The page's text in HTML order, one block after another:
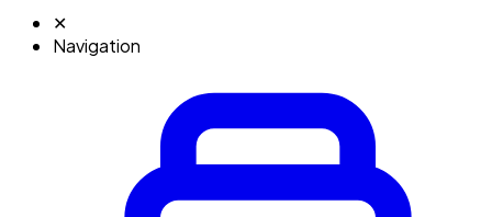
✕
Navigation